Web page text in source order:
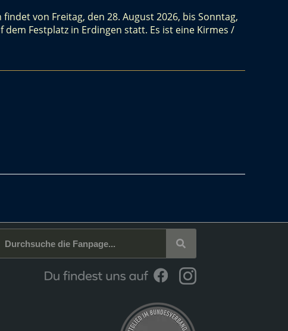
von Freitag, den 28. August 2026, bis Sonntag,
dem Festplatz in Erdingen statt. Es ist eine Kirmes /